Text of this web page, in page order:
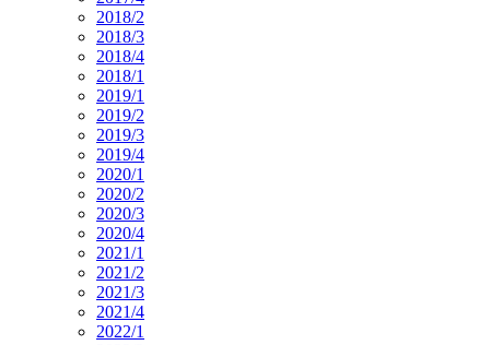
2018/2
2018/3
2018/4
2018/1
2019/1
2019/2
2019/3
2019/4
2020/1
2020/2
2020/3
2020/4
2021/1
2021/2
2021/3
2021/4
2022/1